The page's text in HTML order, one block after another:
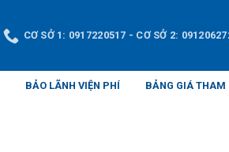
CƠ SỞ 1: 0917220517 - CƠ SỞ 2:
BẢO LÃNH VIỆN PHÍ BẢNG GIÁ THAM